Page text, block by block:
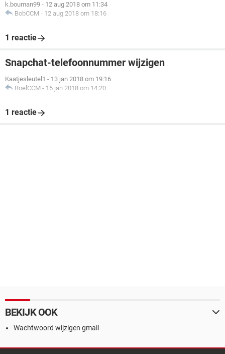
k.bouman99 - 12 aug 2018 om 11:34
BobCCM - 12 aug 2018 om 18:16
1 reactie
Snapchat-telefoonnummer wijzigen
Kaatjesleutel1 - 13 jan 2018 om 19:16
RoelCCM - 15 jan 2018 om 14:20
1 reactie
BEKIJK OOK
Wachtwoord wijzigen gmail